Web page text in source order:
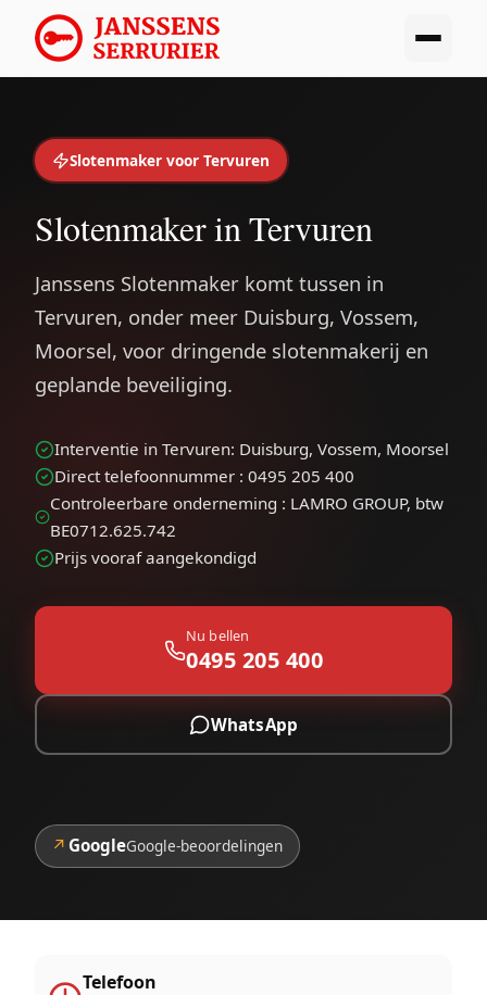
Slotenmaker voor Tervuren
Slotenmaker in Tervuren
Janssens Slotenmaker komt tussen in
Tervuren, onder meer Duisburg, Vossem,
Moorsel, voor dringende slotenmakerij en
geplande beveiliging.
Interventie in Tervuren: Duisburg, Vossem, Moorsel
Direct telefoonnummer : 0495 205 400
Controleerbare onderneming : LAMRO GROUP, btw
BE0712.625.742
Prijs vooraf aangekondigd
Nu bellen
0495 205 400
WhatsApp
↗ GoogleGoogle-beoordelingen
Telefoon